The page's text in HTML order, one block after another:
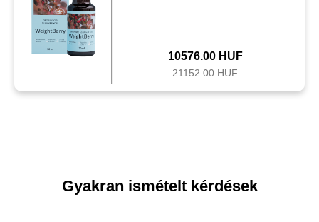
10576.00 HUF
21152.00 HUF
Gyakran ismételt kérdések